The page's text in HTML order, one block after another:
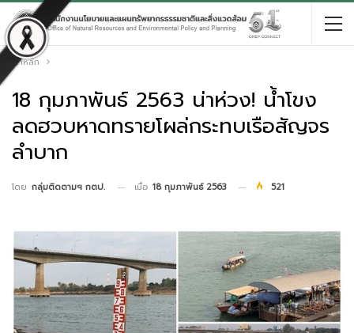
หน้าหลัก
18 กุมภาพันธ์ 2563 น่าห่วง! น้ำโขง
ลดฮวบหาดทรายโผล่กระทบเรือสัญจร
ลำบาก
โดย กลุ่มติดตามฯ กตป. เมื่อ 18 กุมภาพันธ์ 2563 521